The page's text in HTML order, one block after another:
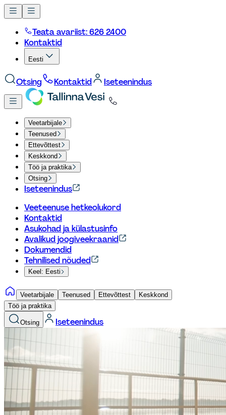
Teata avariist: 626 2400
Kontaktid
Eesti
Otsing Kontaktid Iseteenindus
Veetarbijale
Teenused
Ettevõttest
Keskkond
Töö ja praktika
Otsing
Iseteenindus
Veeteenuse hetkeolukord
Kontaktid
Asukohad ja külastusinfo
Avalikud joogiveekraanid
Dokumendid
Tehnilised nõuded
Keel: Eesti
Veetarbijale Teenused Ettevõttest
Keskkond
Töö ja praktika
Otsing Iseteenindus